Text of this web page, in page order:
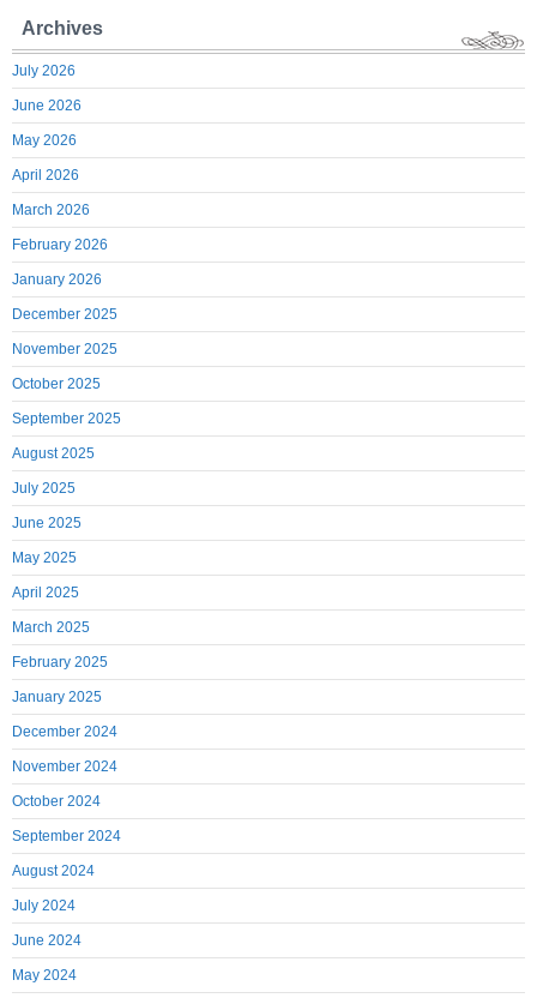
Archives
July 2026
June 2026
May 2026
April 2026
March 2026
February 2026
January 2026
December 2025
November 2025
October 2025
September 2025
August 2025
July 2025
June 2025
May 2025
April 2025
March 2025
February 2025
January 2025
December 2024
November 2024
October 2024
September 2024
August 2024
July 2024
June 2024
May 2024